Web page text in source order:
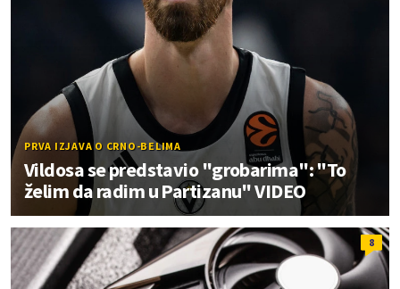
PRVA IZJAVA O CRNO-BELIMA
Vildosa se predstavio "grobarima": "To
želim da radim u Partizanu" VIDEO
8